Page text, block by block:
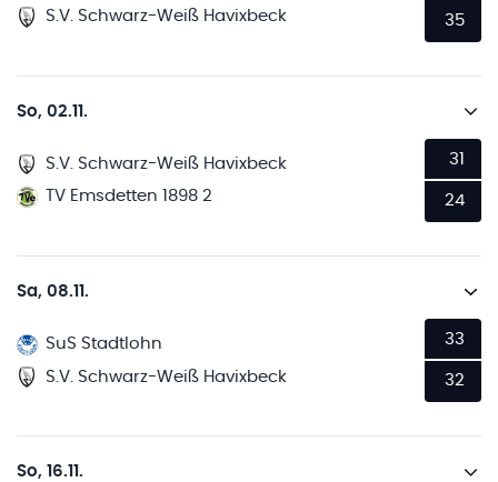
S.V. Schwarz-Weiß Havixbeck
35
So, 02.11.
S.V. Schwarz-Weiß Havixbeck
TV Emsdetten 1898 2
31
24
Sa, 08.11.
SuS Stadtlohn
S.V. Schwarz-Weiß Havixbeck
33
32
So, 16.11.